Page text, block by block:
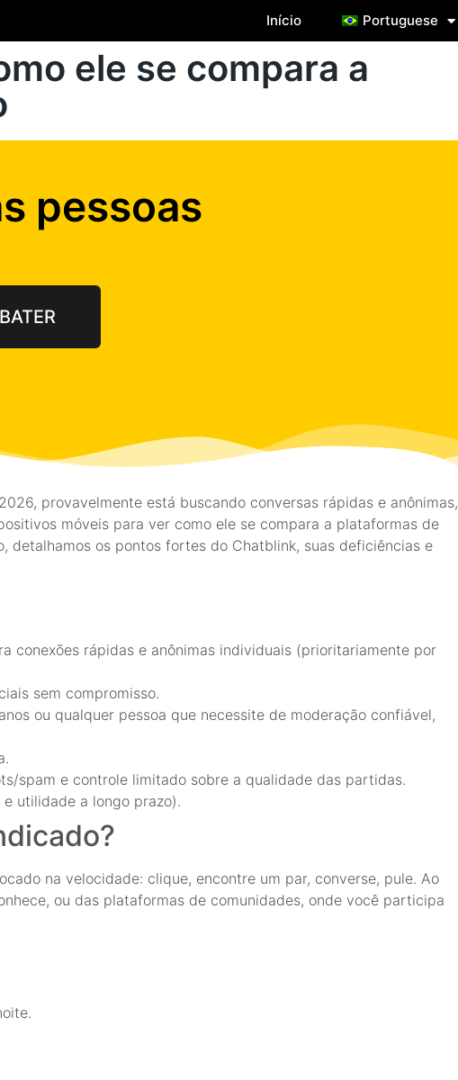
Início Portuguese
ele se compara a
pessoas
provavelmente está buscando conversas rápidas e anônimas,
móveis para ver como ele se compara a plataformas de
detalhamos os pontos fortes do Chatblink, suas deficiências e
conexões rápidas e anônimas individuais (prioritariamente por
sem compromisso.
ou qualquer pessoa que necessite de moderação confiável,
spam e controle limitado sobre a qualidade das partidas.
utilidade a longo prazo).
na velocidade: clique, encontre um par, converse, pule. Ao
ou das plataformas de comunidades, onde você participa